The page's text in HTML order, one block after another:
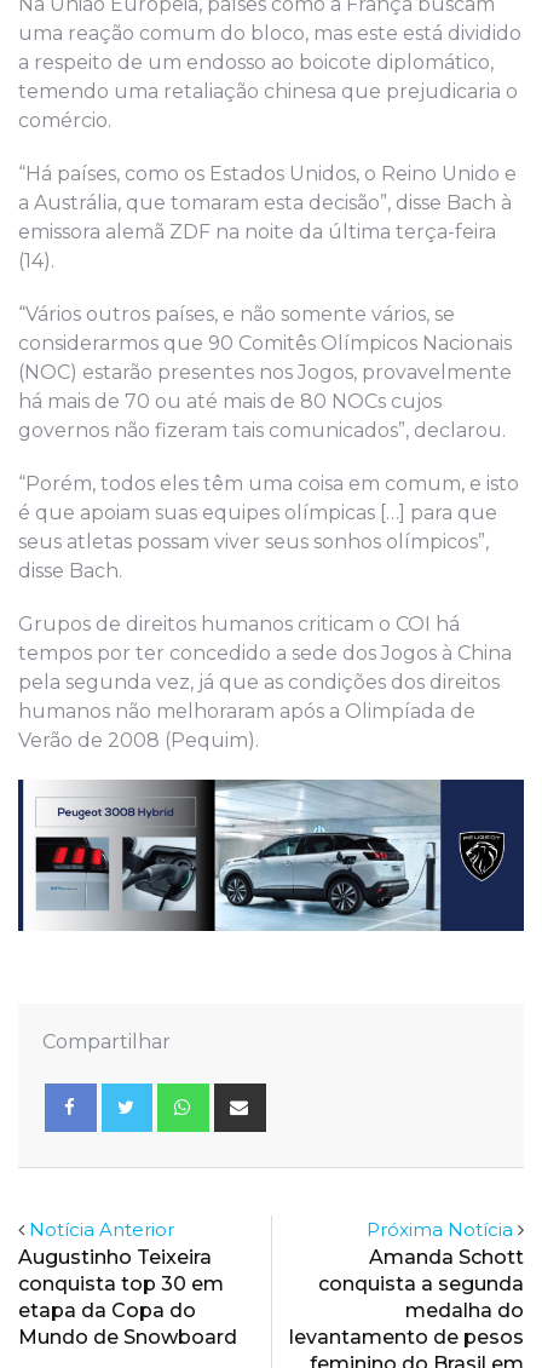
uma reação comum do bloco, mas este está dividido
a respeito de um endosso ao boicote diplomático,
temendo uma retaliação chinesa que prejudicaria o
comércio.
“Há países, como os Estados Unidos, o Reino Unido e
a Austrália, que tomaram esta decisão”, disse Bach à
emissora alemã ZDF na noite da última terça-feira
(14).
“Vários outros países, e não somente vários, se
considerarmos que 90 Comitês Olímpicos Nacionais
(NOC) estarão presentes nos Jogos, provavelmente
há mais de 70 ou até mais de 80 NOCs cujos
governos não fizeram tais comunicados”, declarou.
“Porém, todos eles têm uma coisa em comum, e isto
é que apoiam suas equipes olímpicas […] para que
seus atletas possam viver seus sonhos olímpicos”,
disse Bach.
Grupos de direitos humanos criticam o COI há
tempos por ter concedido a sede dos Jogos à China
pela segunda vez, já que as condições dos direitos
humanos não melhoraram após a Olimpíada de
Verão de 2008 (Pequim).
Compartilhar
Whatsapp
Notícia Anterior
Augustinho Teixeira
conquista top 30 em
etapa da Copa do
Mundo de Snowboard
Próxima Notícia
Amanda Schott
conquista a segunda
medalha do
levantamento de pesos
feminino do Brasil em